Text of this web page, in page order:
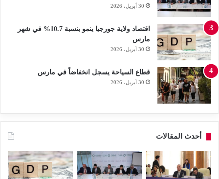
30 أبريل، 2026
اقتصاد ولاية جورجيا ينمو بنسبة 10.7% في شهر
مارس
30 أبريل، 2026
قطاع السياحة يسجل انخفاضاً في مارس
30 أبريل، 2026
أحدث المقالات